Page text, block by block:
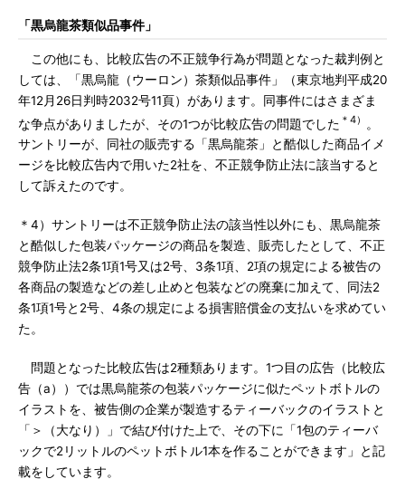
「黒烏龍茶類似品事件」
この他にも、比較広告の不正競争行為が問題となった裁判例と
しては、「黒烏龍（ウーロン）茶類似品事件」（東京地判平成20
年12月26日判時2032号11頁）があります。同事件にはさまざま
な争点がありましたが、その1つが比較広告の問題でした ＊4）
サントリーが、同社の販売する「黒烏龍茶」と酷似した商品イメ
ージを比較広告内で用いた2社を、不正競争防止法に該当すると
して訴えたのです。
＊4）サントリーは不正競争防止法の該当性以外にも、黒烏龍茶
と酷似した包装パッケージの商品を製造、販売したとして、不正
競争防止法2条1項1号又は2号、3条1項、2項の規定による被告の
各商品の製造などの差し止めと包装などの廃棄に加えて、同法2
条1項1号と2号、4条の規定による損害賠償金の支払いを求めてい
た。
問題となった比較広告は2種類あります。1つ目の広告（比較広
告（a））では黒烏龍茶の包装パッケージに似たペットボトルの
イラストを、被告側の企業が製造するティーバックのイラストと
「＞（大なり）」で結び付けた上で、その下に「1包のティーバ
ックで2リットルのペットボトル1本を作ることができます」と記
載をしています。